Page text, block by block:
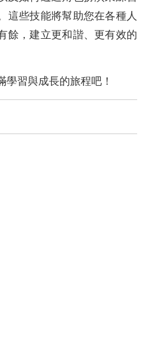
這些技能將幫助您在各種人
餘，建立更和諧、更有效的
學習與成長的旅程吧！